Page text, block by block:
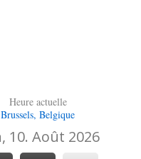
Heure actuelle
Brussels, Belgique